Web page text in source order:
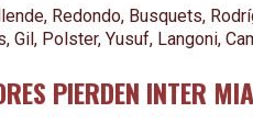
Redondo, Busquets,
Gil, Polster, Yusuf, Langoni,
PIERDEN INTER